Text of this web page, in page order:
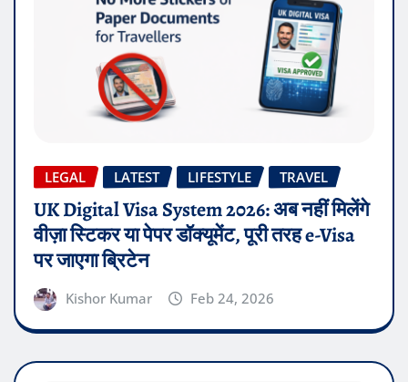
LEGAL LATEST LIFESTYLE TRAVEL
UK Digital Visa System 2026: अब नहीं मिलेंगे
वीज़ा स्टिकर या पेपर डॉक्यूमेंट, पूरी तरह e-Visa
पर जाएगा ब्रिटेन
Kishor Kumar Feb 24, 2026